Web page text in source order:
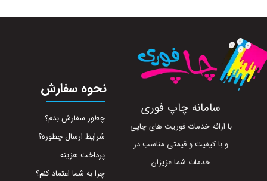
سامانه چاپ فوری
با ارائه خدمات فوریت های چاپی
و با کیفیت و قیمتی مناسب در
خدمات شما عزیزان
نحوه سفارش
چطور سفارش بدم؟
شرایط ارسال چطوره؟
پرداخت هزینه
چرا به شما اعتماد کنم؟